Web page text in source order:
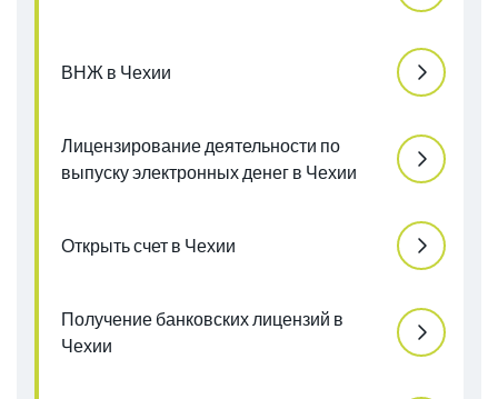
ВНЖ в Чехии
Лицензирование деятельности по
выпуску электронных денег в Чехии
Открыть счет в Чехии
Получение банковских лицензий в
Чехии